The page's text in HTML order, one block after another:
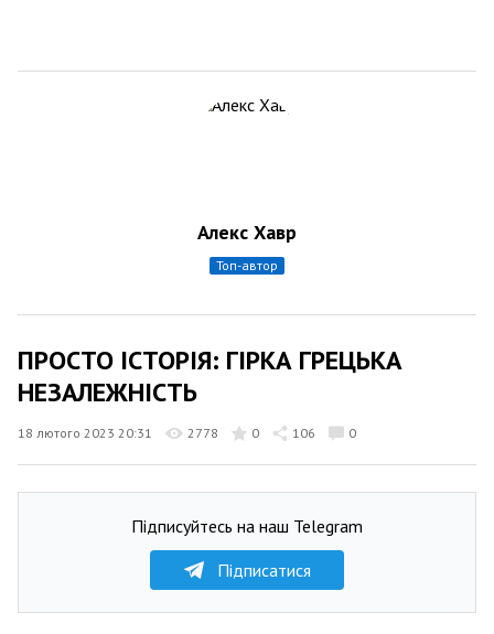
Алекс Хавр
топ-автор
ПРОСТО ІСТОРІЯ: ГІРКА ГРЕЦЬКА
НЕЗАЛЕЖНІСТЬ
18 лютого 2023 20:31 2778 0 106 0
Підписуйтесь на наш Telegram
Підписатися